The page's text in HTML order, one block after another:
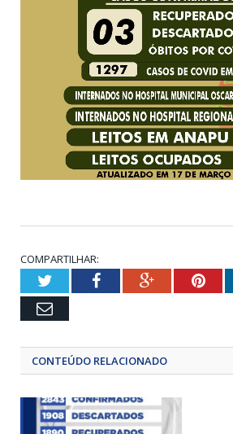
COMPARTILHAR:
TwitterFacebookGoogle+
Email
CONTEÚDO RELACIONADO